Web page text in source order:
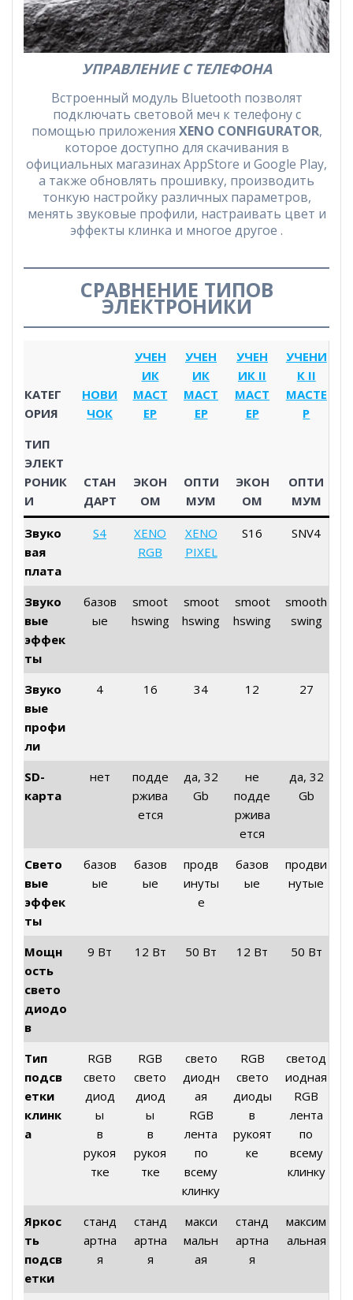
УПРАВЛЕНИЕ С ТЕЛЕФОНА
Встроенный модуль Bluetooth позволят
подключать световой меч к телефону с
помощью приложения XENO CONFIGURATOR,
которое доступно для скачивания в
официальных магазинах AppStore и Google Play,
а также обновлять прошивку, производить
тонкую настройку различных параметров,
менять звуковые профили, настраивать цвет и
эффекты клинка и многое другое .
СРАВНЕНИЕ ТИПОВ
ЭЛЕКТРОНИКИ
КАТЕГ
ОРИЯ
НОВИ
ЧОК
УЧЕН
ИК
МАСТ
ЕР
УЧЕН
ИК
МАСТ
ЕР
УЧЕН
ИК II
МАСТ
ЕР
УЧЕНИ
К II
МАСТЕ
Р
ТИП
ЭЛЕКТ
РОНИК
И
СТАН
ДАРТ
ЭКОН
ОМ
ОПТИ
МУМ
ЭКОН
ОМ
ОПТИ
МУМ
Звуко
вая
плата
S4
XENO
RGB
XENO
PIXEL
S16 SNV4
Звуко
вые
эффек
ты
базов
ые
smoot
hswing
smoot
hswing
smoot
hswing
smooth
swing
Звуко
вые
профи
ли
4 16 34 12 27
SD-
карта
нет
подде
ржива
ется
да, 32
Gb
не
подде
ржива
ется
да, 32
Gb
Свето
вые
эффек
ты
базов
ые
базов
ые
продв
инуты
е
базов
ые
продви
нутые
Мощн
ость
свето
диодо
в
9 Вт 12 Вт 50 Вт 12 Вт 50 Вт
Тип
подсв
етки
клинк
а
RGB
свето
диод
ы
в
рукоя
тке
RGB
свето
диод
ы
в
рукоя
тке
свето
диодн
ая
RGB
лента
по
всему
клинку
RGB
свето
диоды
в
рукоят
ке
светод
иодная
RGB
лента
по
всему
клинку
Яркос
ть
подсв
етки
станд
артна
я
станд
артна
я
макси
мальн
ая
станд
артна
я
максим
альная